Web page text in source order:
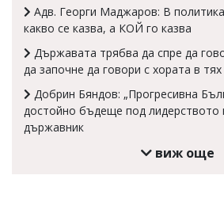
редакцията
отговорност
Ако
откриете
обиден
Адв. Георги Маджаров: В
какво се казва, а КОЙ го казва
Държавата трябва да спре да
да започне да говори с хората в тях
Добрин Бяндов: „Прогресивна
достойно бъдеще под лидерството
държавник
виж още